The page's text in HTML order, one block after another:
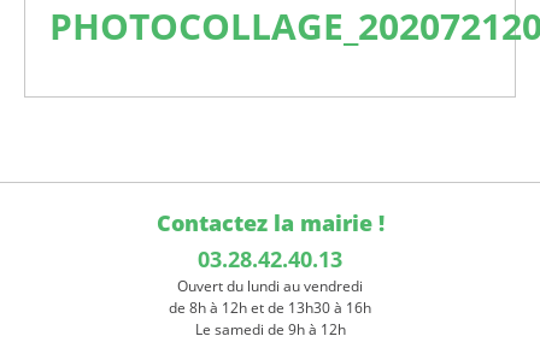
Contactez la mairie !
03.28.42.40.13
Ouvert du lundi au vendredi
de 8h à 12h et de 13h30 à 16h
Le samedi de 9h à 12h